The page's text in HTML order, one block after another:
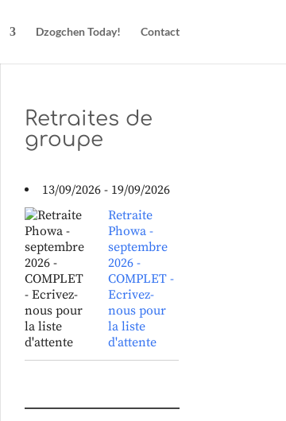
Dzogchen Today! Contact
Retraites de
groupe
13/09/2026 - 19/09/2026
Retraite
Phowa -
septembre
2026 -
COMPLET -
Ecrivez-
nous pour
la liste
d'attente